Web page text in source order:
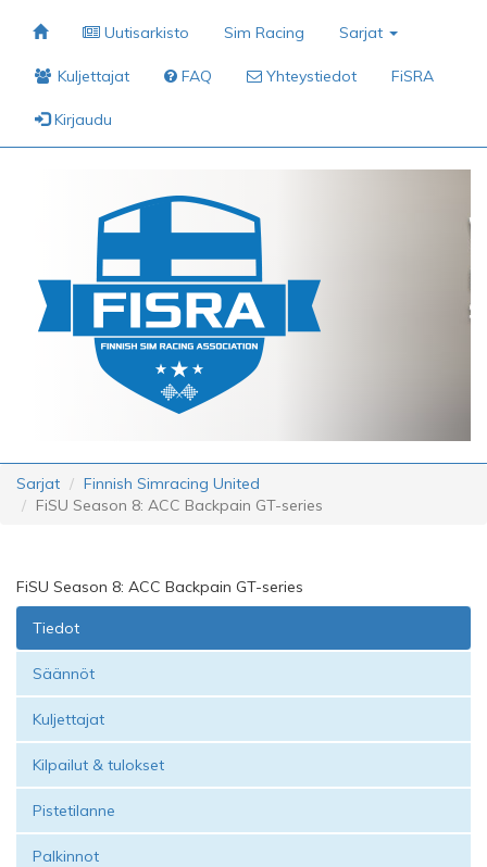
Uutisarkisto Sim Racing Sarjat
Kuljettajat FAQ Yhteystiedot FiSRA
Kirjaudu
Sarjat
Finnish Simracing United
FiSU Season 8: ACC Backpain GT-series
FiSU Season 8: ACC Backpain GT-series
Tiedot
Säännöt
Kuljettajat
Kilpailut & tulokset
Pistetilanne
Palkinnot